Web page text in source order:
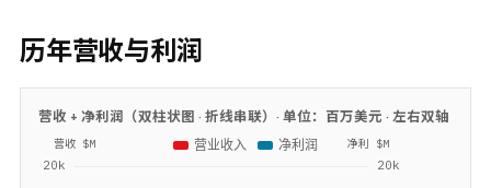
历年营收与利润
营收 + 净利润（双柱状图 · 折线串联）· 单位： 百万美元 · 左右双轴